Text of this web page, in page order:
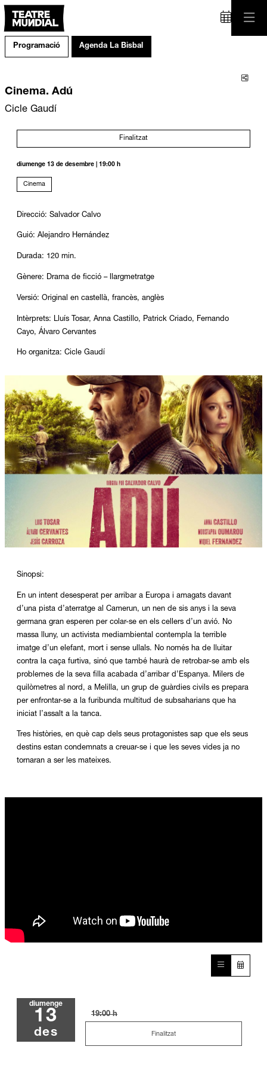
Programació Agenda La Bisbal
Cinema. Adú
Cicle Gaudí
Finalitzat
diumenge 13 de desembre 19:00 h
Cinema
Direcció: Salvador Calvo
Guió: Alejandro Hernández
Durada: 120 min.
Gènere: Drama de ficció – llargmetratge
Versió: Original en castellà, francès, anglès
Intèrprets: Lluís Tosar, Anna Castillo, Patrick Criado, Fernando
Cayo, Álvaro Cervantes
Ho organitza: Cicle Gaudí
Sinopsi:
En un intent desesperat per arribar a Europa i amagats davant
d’una pista d’aterratge al Camerun, un nen de sis anys i la seva
germana gran esperen per colar-se en els cellers d’un avió. No
massa lluny, un activista mediambiental contempla la terrible
imatge d’un elefant, mort i sense ullals. No només ha de lluitar
contra la caça furtiva, sinó que també haurà de retrobar-se amb els
problemes de la seva filla acabada d’arribar d’Espanya. Milers de
quilòmetres al nord, a Melilla, un grup de guàrdies civils es prepara
per enfrontar-se a la furibunda multitud de subsaharians que ha
iniciat l’assalt a la tanca.
Tres històries, en què cap dels seus protagonistes sap que els seus
destins estan condemnats a creuar-se i que les seves vides ja no
tornaran a ser les mateixes.
diumenge
13
des
19:00 h
Finalitzat